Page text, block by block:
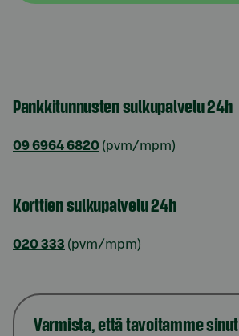
Pankkitunnusten sulkupalvelu 24h
09 6964 6820 (pvm/mpm)
Korttien sulkupalvelu 24h
020 333 (pvm/mpm)
Varmista, että tavoitamme sinut